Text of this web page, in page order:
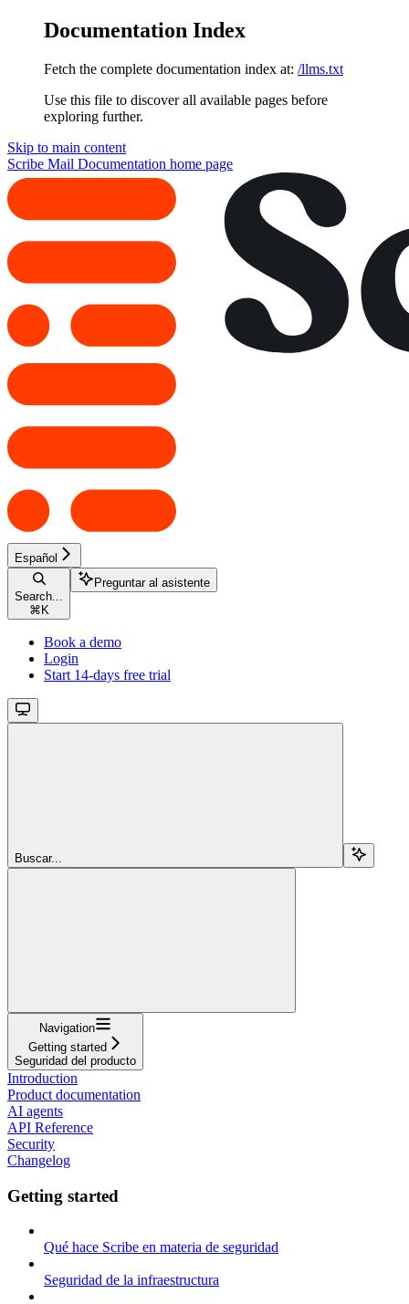
Documentation Index
Fetch the complete documentation index at: /llms.txt
Use this file to discover all available pages before
exploring further.
Skip to main content
Scribe Mail Documentation home page
Español
Search...
⌘ K
Preguntar al asistente
Book a demo
Login
Start 14-days free trial
Buscar...
Navigation
Getting started
Seguridad del producto
Introduction
Product documentation
AI agents
API Reference
Security
Changelog
Getting started
Qué hace Scribe en materia de seguridad
Seguridad de la infraestructura